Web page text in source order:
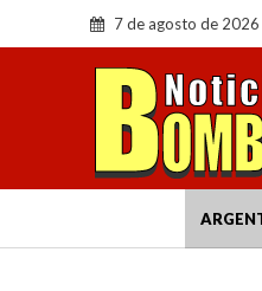
7 de agosto de 2026